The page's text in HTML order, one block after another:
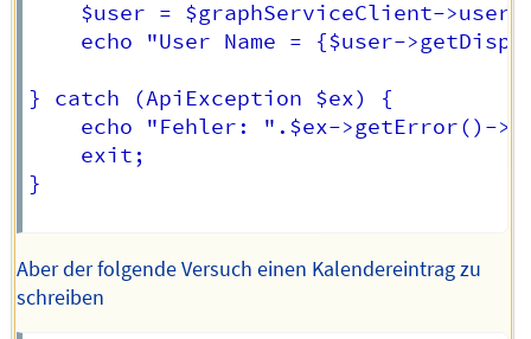
$user = $graphServiceClient-
echo "User Name = {$user-
} catch (ApiException $ex) {
echo "Fehler: ".$ex->getError()-
}
Aber der folgende Versuch einen Kalendereintrag zu
schreiben